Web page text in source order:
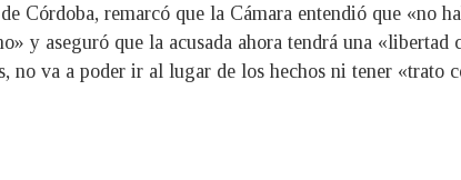
Córdoba, remarcó que la Cámara entendió que «no
y aseguró que la acusada ahora tendrá una
no va a poder ir al lugar de los hechos ni tener «trato